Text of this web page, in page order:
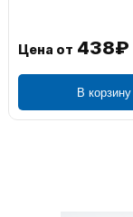
Цена от 438₽
В корзину